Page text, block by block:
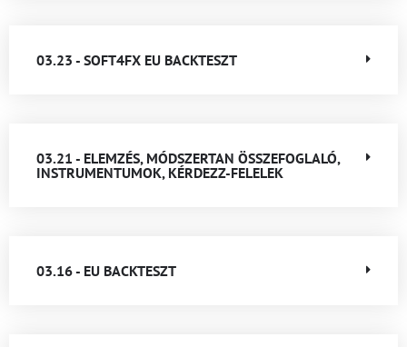
03.23 - SOFT4FX EU BACKTESZT
03.21 - ELEMZÉS, MÓDSZERTAN ÖSSZEFOGLALÓ,
INSTRUMENTUMOK, KÉRDEZZ-FELELEK
03.16 - EU BACKTESZT